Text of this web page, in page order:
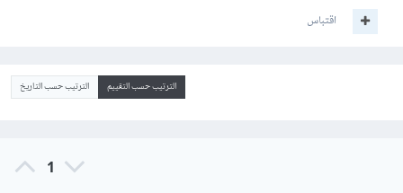
اقتباس
الترتيب حسب التقييم الترتيب حسب التاريخ
1